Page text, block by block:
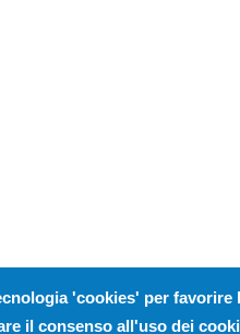
'cookies' per
il consenso all'uso dei